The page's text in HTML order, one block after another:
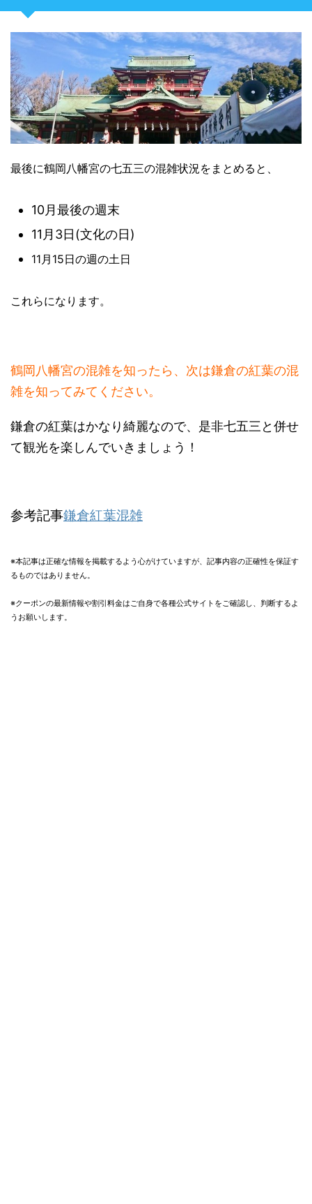
最後に鶴岡八幡宮の七五三の混雑状況をまとめると、
10月最後の週末
11月3日(文化の日)
11月15日の週の土日
これらになります。
鶴岡八幡宮の混雑を知ったら、次は鎌倉の紅葉の混
雑を知ってみてください。
鎌倉の紅葉はかなり綺麗なので、是非七五三と併せ
て観光を楽しんでいきましょう！
参考記事鎌倉紅葉混雑
※本記事は正確な情報を掲載するよう心がけていますが、記事内容の正確性を保証す
るものではありません。
※クーポンの最新情報や割引料金はご自身で各種公式サイトをご確認し、判断するよ
うお願いします。